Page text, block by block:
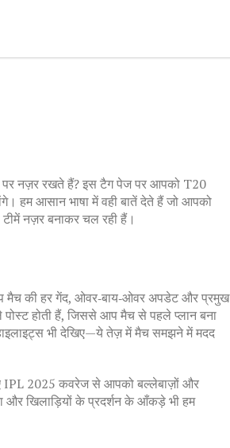
पर नज़र रखते हैं? इस टैग पेज पर आपको T20
हम आसान भाषा में वही बातें देते हैं जो आपको
नज़र बनाकर चल रही हैं।
मैच की हर गेंद, ओवर‑बाय‑ओवर अपडेट और प्रमुख
होती हैं, जिससे आप मैच से पहले प्लान बना
भी देखिए—ये तेज़ में मैच समझने में मदद
IPL 2025 कवरेज से आपको बल्लेबाज़ों और
और खिलाड़ियों के प्रदर्शन के आँकड़े भी हम